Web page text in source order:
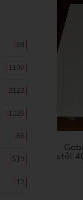
stôl
63
1138
2122
1029
66
519
12